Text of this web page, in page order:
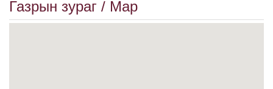
Газрын зураг / Map